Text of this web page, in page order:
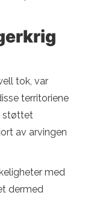
tok, var
territoriene
støttet
av arvingen
med
dermed